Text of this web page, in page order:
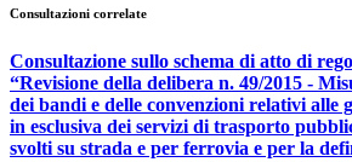
Consultazioni correlate
Consultazione sullo schema di atto di
“Revisione della delibera n. 49/2015 -
dei bandi e delle convenzioni relativi alle
in esclusiva dei servizi di trasporto
svolti su strada e per ferrovia e per la